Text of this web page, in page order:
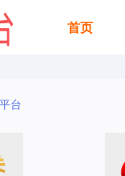
首页
台